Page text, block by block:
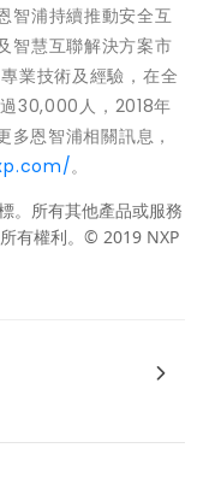
智浦持續推動安全互
智慧互聯解決方案市
業技術及經驗，在全
30,000人，2018年
恩智浦相關訊息，
。
。所有其他產品或服務
有權利。© 2019 NXP